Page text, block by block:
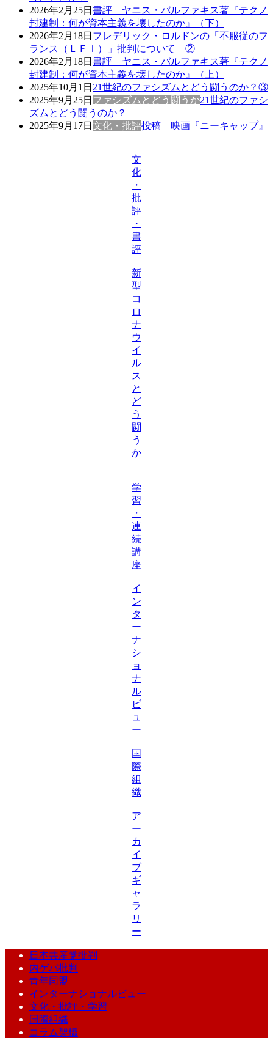
2026年2月25日 書評 ヤニス・バルファキス著『テクノ
封建制：何が資本主義を壊したのか』（下）
2026年2月18日 フレデリック・ロルドンの「不服従のフ
ランス（ＬＦＩ）」批判について ②
2026年2月18日 書評 ヤニス・バルファキス著『テクノ
封建制：何が資本主義を壊したのか』（上）
2025年10月1日 21世紀のファシズムとどう闘うのか？③
2025年9月25日 ファシズムとどう闘うか21世紀のファシ
ズムとどう闘うのか？
2025年9月17日 文化・批評投稿 映画『ニーキャップ』
文
化
・
批
評
・
書
評
新
型
コ
ロ
ナ
ウ
イ
ル
ス
と
ど
う
闘
う
か
学
習
・
連
続
講
座
イ
ン
タ
ー
ナ
シ
ョ
ナ
ル
ビ
ュ
ー
国
際
組
織
ア
ー
カ
イ
ブ
ギ
ャ
ラ
リ
ー
日本共産党批判
内ゲバ批判
青年同盟
インターナショナルビュー
文化・批評・学習
国際組織
コラム架橋